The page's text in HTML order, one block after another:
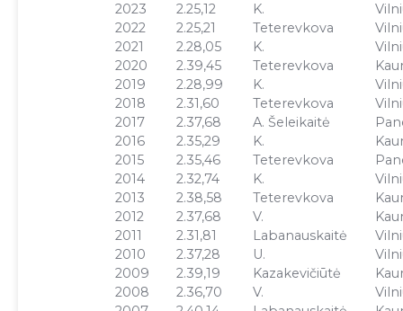
2023
2022
2021
2020
2019
2018
2017
2016
2015
2014
2013
2012
2011
2010
2009
2008
2.25,12
2.25,21
2.28,05
2.39,45
2.28,99
2.31,60
2.37,68
2.35,29
2.35,46
2.32,74
2.38,58
2.37,68
2.31,81
2.37,28
2.39,19
2.36,70
K.
Teterevkova
K.
Teterevkova
K.
Teterevkova
A. Šeleikaitė
K.
Teterevkova
K.
Teterevkova
V.
Labanauskaitė
U.
Kazakevičiūtė
V.